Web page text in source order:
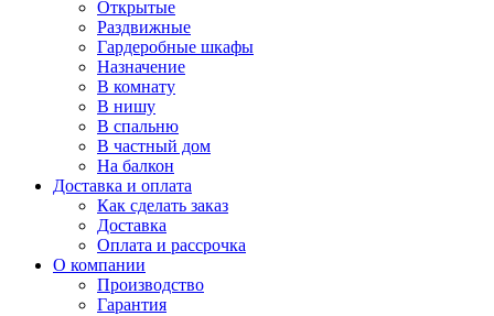
Открытые
Раздвижные
Гардеробные шкафы
Назначение
В комнату
В нишу
В спальню
В частный дом
На балкон
Доставка и оплата
Как сделать заказ
Доставка
Оплата и рассрочка
О компании
Производство
Гарантия